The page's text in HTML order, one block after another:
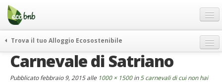
Menu
Salta
contenuto
Offerte Speciali
Regali
Trova il tuo Alloggio Ecosostenibile
weekend green
Carnevale di Satriano
Pubblicatofebbraio 9, 2015alle 1000 × 1500in 5 carnevali di cui non hai